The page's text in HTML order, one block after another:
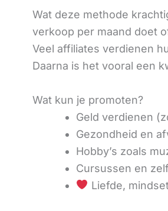
Wat deze methode
verkoop per maand doet
Veel affiliates verdienen
Daarna is het vooral een
Wat kun je promoten?
Geld verdienen
Gezondheid en
Hobby’s zoals
Cursussen en
Liefde,